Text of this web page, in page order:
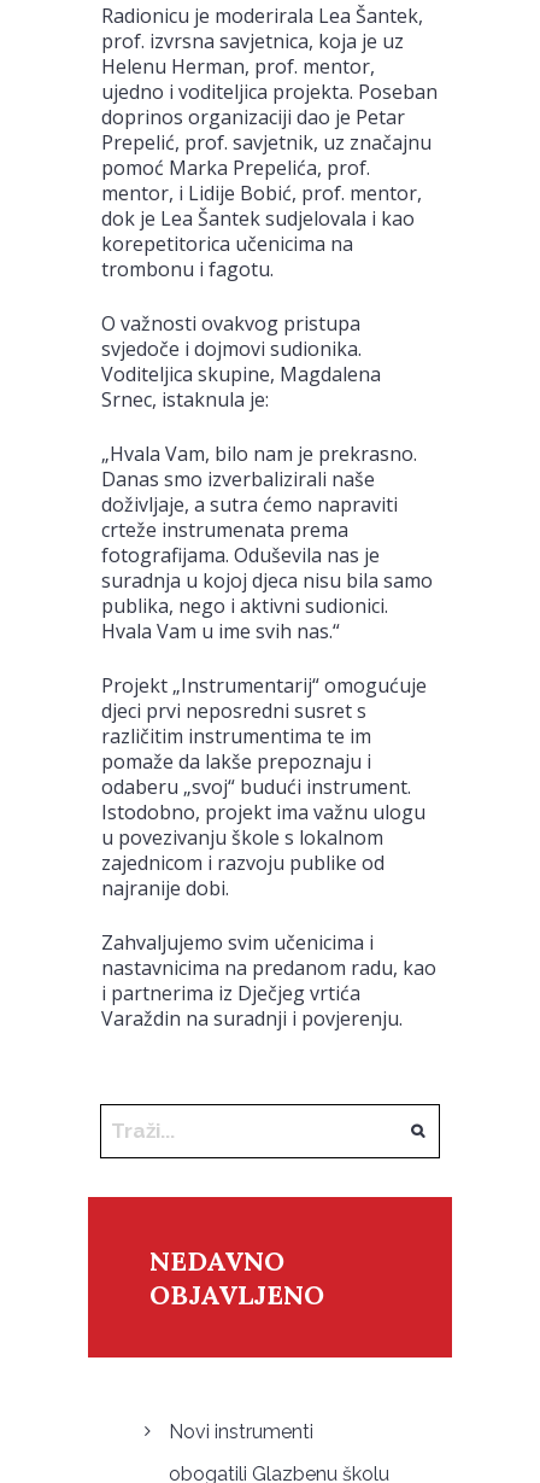
Radionicu je moderirala Lea Šantek,
prof. izvrsna savjetnica, koja je uz
Helenu Herman, prof. mentor,
ujedno i voditeljica projekta. Poseban
doprinos organizaciji dao je Petar
Prepelić, prof. savjetnik, uz značajnu
pomoć Marka Prepelića, prof.
mentor, i Lidije Bobić, prof. mentor,
dok je Lea Šantek sudjelovala i kao
korepetitorica učenicima na
trombonu i fagotu.
O važnosti ovakvog pristupa
svjedoče i dojmovi sudionika.
Voditeljica skupine, Magdalena
Srnec, istaknula je:
„Hvala Vam, bilo nam je prekrasno.
Danas smo izverbalizirali naše
doživljaje, a sutra ćemo napraviti
crteže instrumenata prema
fotografijama. Oduševila nas je
suradnja u kojoj djeca nisu bila samo
publika, nego i aktivni sudionici.
Hvala Vam u ime svih nas.“
Projekt „Instrumentarij“ omogućuje
djeci prvi neposredni susret s
različitim instrumentima te im
pomaže da lakše prepoznaju i
odaberu „svoj“ budući instrument.
Istodobno, projekt ima važnu ulogu
u povezivanju škole s lokalnom
zajednicom i razvoju publike od
najranije dobi.
Zahvaljujemo svim učenicima i
nastavnicima na predanom radu, kao
i partnerima iz Dječjeg vrtića
Varaždin na suradnji i povjerenju.
NEDAVNO
OBJAVLJENO
Novi instrumenti
obogatili Glazbenu školu